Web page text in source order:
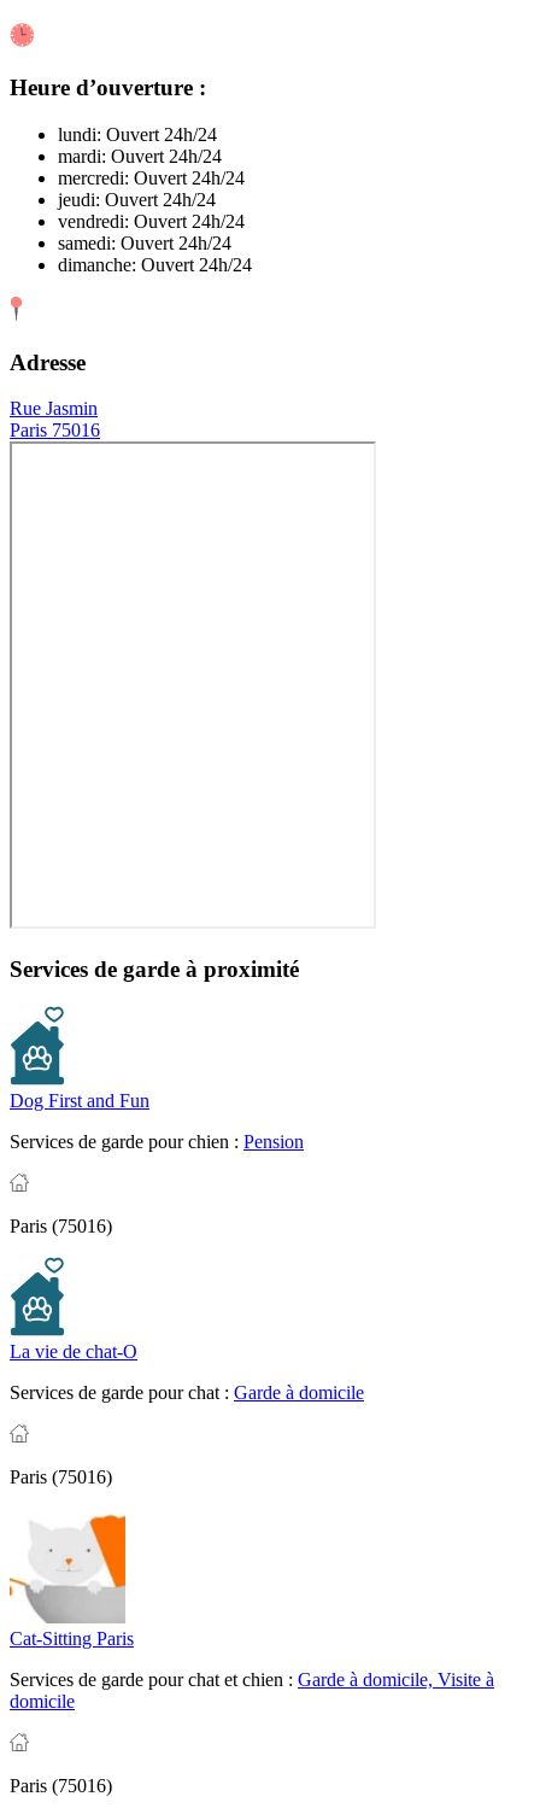
Heure d’ouverture :
lundi: Ouvert 24h/24
mardi: Ouvert 24h/24
mercredi: Ouvert 24h/24
jeudi: Ouvert 24h/24
vendredi: Ouvert 24h/24
samedi: Ouvert 24h/24
dimanche: Ouvert 24h/24
Adresse
Rue Jasmin
Paris 75016
Services de garde à proximité
Dog First and Fun
Services de garde pour chien : Pension
Paris (75016)
La vie de chat-O
Services de garde pour chat : Garde à domicile
Paris (75016)
Cat-Sitting Paris
Services de garde pour chat et chien : Garde à domicile, Visite à
domicile
Paris (75016)